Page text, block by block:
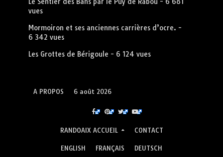
vues
Mormoiron et ses anciennes carrières d’ocre. -
6 342 vues
Les Grottes de Bérigoule - 6 124 vues
A PROPOS 6 août 2026
RANDOAIX ACCUEIL CONTACT
ENGLISH FRANÇAIS DEUTSCH